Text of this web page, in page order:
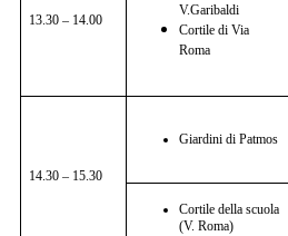
13.30 – 14.00
V.Garibaldi
Cortile di Via
Roma
14.30 – 15.30
Giardini di Patmos
Cortile della scuola
(V. Roma)